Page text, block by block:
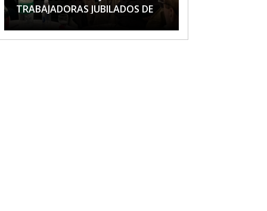
TRABAJADORAS JUBILADOS DE
APTA